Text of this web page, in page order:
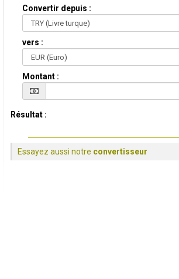
Convertir depuis :
vers :
Montant :
Résultat :
Essayez aussi notre convertisseur